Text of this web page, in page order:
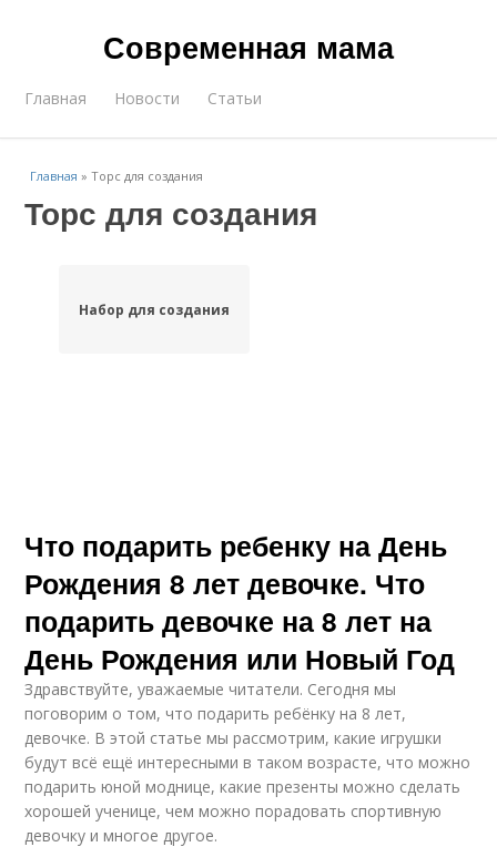
Современная мама
Главная Новости Статьи
Главная »Торс для создания
Торс для создания
Набор для создания
Что подарить ребенку на День
Рождения 8 лет девочке. Что
подарить девочке на 8 лет на
День Рождения или Новый Год
Здравствуйте, уважаемые читатели. Сегодня мы
поговорим о том, что подарить ребёнку на 8 лет,
девочке. В этой статье мы рассмотрим, какие игрушки
будут всё ещё интересными в таком возрасте, что можно
подарить юной моднице, какие презенты можно сделать
хорошей ученице, чем можно порадовать спортивную
девочку и многое другое.